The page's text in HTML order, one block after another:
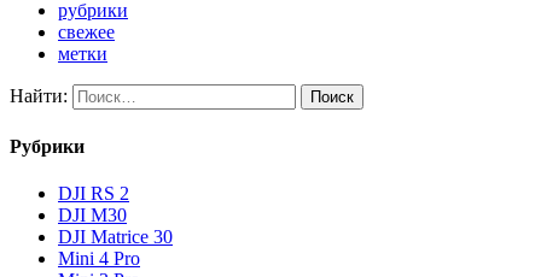
рубрики
свежее
метки
Найти:
Рубрики
DJI RS 2
DJI M30
DJI Matrice 30
Mini 4 Pro